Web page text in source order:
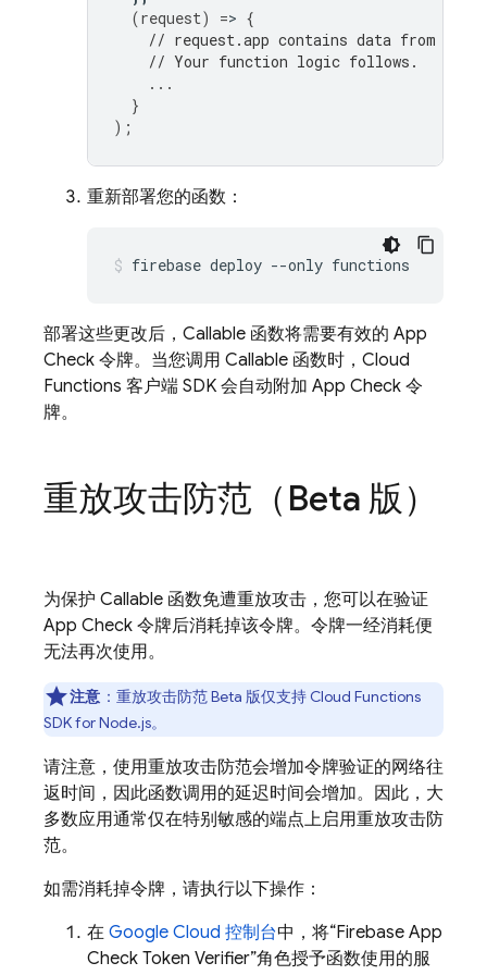
(request) => {
// request.app contains data from App
// Your function logic follows.
...
}
);
重新部署您的函数：
部署这些更改后，Callable 函数将需要有效的 App
Check 令牌。当您调用 Callable 函数时， Cloud
Functions 客户端 SDK 会自动附加 App Check 令
牌。
重放攻击防范（Beta 版）
为保护 Callable 函数免遭重放攻击，您可以在验证
App Check 令牌后消耗掉该令牌。令牌一经消耗便
无法再次使用。
注意 ：重放攻击防范 Beta 版仅支持 Cloud Functions
SDK for Node.js。
请注意，使用重放攻击防范会增加令牌验证的网络往
返时间，因此函数调用的延迟时间会增加。因此，大
多数应用通常仅在特别敏感的端点上启用重放攻击防
范。
如需消耗掉令牌，请执行以下操作：
在 Google Cloud 控制台中，将“Firebase App
Check Token Verifier”角色授予函数使用的服